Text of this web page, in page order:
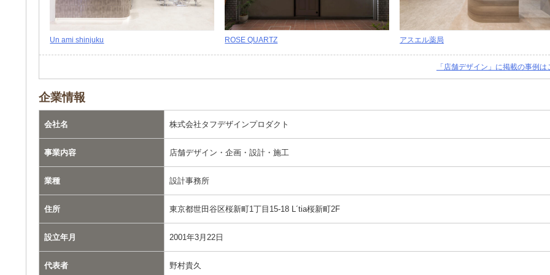
Un ami shinjuku ROSE QUARTZ アスエル薬局
「店舗デザイン」に掲載の事例は
企業情報
会社名 株式会社タフデザインプロダクト
事業内容 店舗デザイン・企画・設計・施工
業種 設計事務所
住所 東京都世田谷区桜新町1丁目15-18 L´tia桜新町2F
設立年月 2001年3月22日
代表者 野村貴久